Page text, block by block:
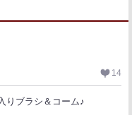
14
りブラシ＆コーム♪